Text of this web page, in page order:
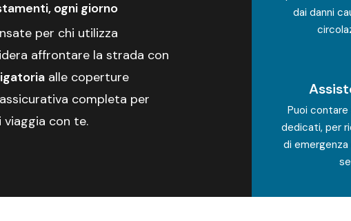
ogni giorno
per chi utilizza
affrontare la strada con
alle coperture
completa per
con te.
dai danni
Puoi
dedicati, per
di